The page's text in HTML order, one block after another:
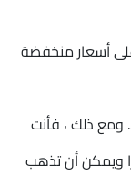
على أسعار منخفضة
المسترد. ومع ذلك ، فأنت
ويمكن أن تذهب